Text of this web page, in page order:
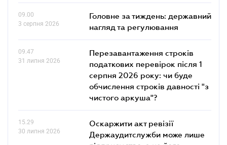
09.00
3 серпня 2026
Головне за тиждень: державний
нагляд та регулювання
09.47
31 липня 2026
Перезавантаження строків
податкових перевірок після 1
серпня 2026 року: чи буде
обчислення строків давності "з
чистого аркуша"?
15.29
30 липня 2026
Оскаржити акт ревізії
Держаудитслужби може лише